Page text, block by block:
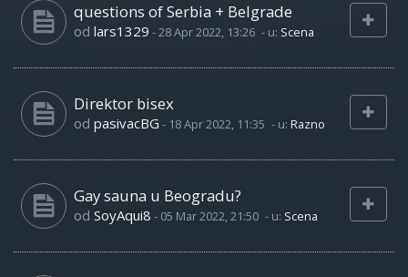
questions of Serbia + Belgrade
od lars1329 -28 Apr 2022, 13:26 - u: Scena
Direktor bisex
od pasivacBG - 18 Apr 2022, 11:35 - u: Razno
Gay sauna u Beogradu?
od SoyAqui8 - 05 Mar 2022, 21:50 - u: Scena